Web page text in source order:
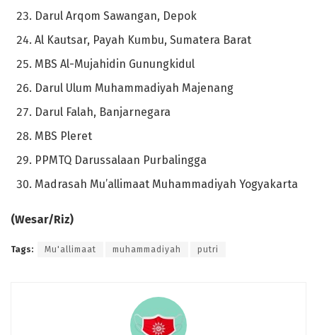
Darul Arqom Sawangan, Depok
Al Kautsar, Payah Kumbu, Sumatera Barat
MBS Al-Mujahidin Gunungkidul
Darul Ulum Muhammadiyah Majenang
Darul Falah, Banjarnegara
MBS Pleret
PPMTQ Darussalaan Purbalingga
Madrasah Mu’allimaat Muhammadiyah Yogyakarta
(Wesar/Riz)
Tags: Mu'allimaat muhammadiyah putri